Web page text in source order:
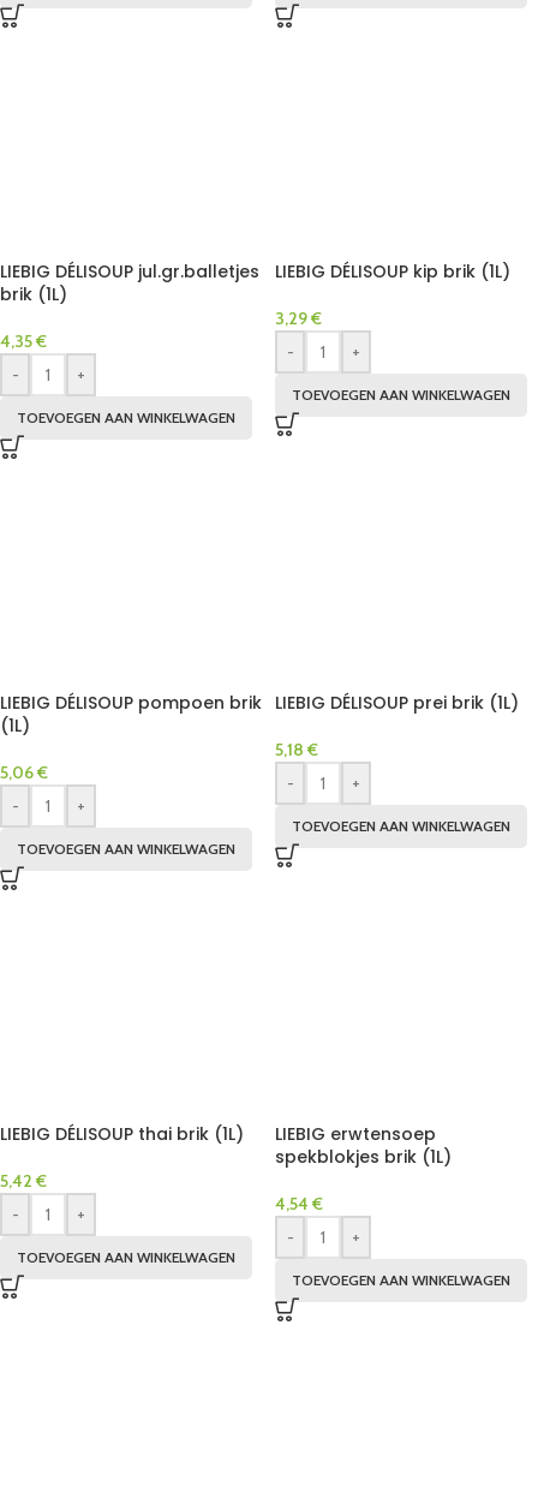
LIEBIG DÉLISOUP jul.gr.balletjes
brik (1L)
4,35€
-
+
TOEVOEGEN AAN WINKELWAGEN
LIEBIG DÉLISOUP kip brik (1L)
3,29€
-
+
TOEVOEGEN AAN WINKELWAGEN
LIEBIG DÉLISOUP pompoen brik
(1L)
5,06€
-
+
TOEVOEGEN AAN WINKELWAGEN
LIEBIG DÉLISOUP prei brik (1L)
5,18 €
-
+
TOEVOEGEN AAN WINKELWAGEN
LIEBIG DÉLISOUP thai brik (1L)
5,42 €
-
+
TOEVOEGEN AAN WINKELWAGEN
LIEBIG erwtensoep
spekblokjes brik (1L)
4,54 €
-
+
TOEVOEGEN AAN WINKELWAGEN